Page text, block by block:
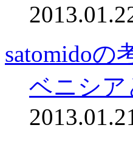
satomidoの
ベニシア